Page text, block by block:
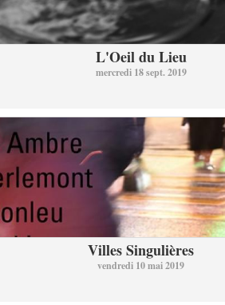
L'Oeil du Lieu
mercredi 18 sept. 2019
Villes Singulières
vendredi 10 mai 2019